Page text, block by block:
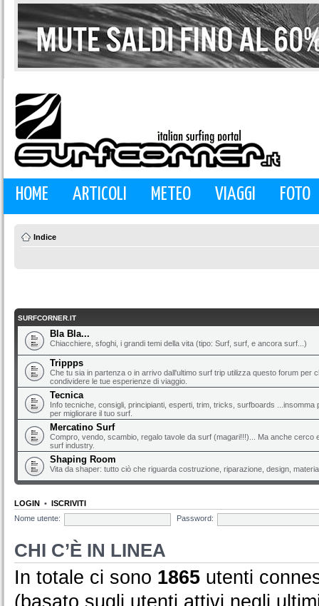
HOME ARTICOLI METEO VIAGGI FOTO
Indice
SURFCORNER.IT
Bla Bla...
Chiacchiere, sfoghi, i grandi temi della vita (tipo: Surf, surf, e ancora surf...)
Trippps
Che tu sia in partenza o in arrivo dall'ultimo surf trip utilizza questo forum per
condividere le tue esperienze di viaggio.
Tecnica
Info tecniche, consigli, principianti, esperti, trim, tricks, surfboards ...insomma
per migliorare il tuo surf.
Mercatino Surf
Compro, vendo, scambio, regalo tavole da surf (magari!!!)... Ma anche cerco
surf industry.
Shaping Room
Vita da shaper: tutto ciò che riguarda costruzione, riparazione, design,
LOGIN • ISCRIVITI
Nome utente:
Password:
CHI C’È IN LINEA
In totale ci sono 1865 utenti
(basato sugli utenti attivi negli